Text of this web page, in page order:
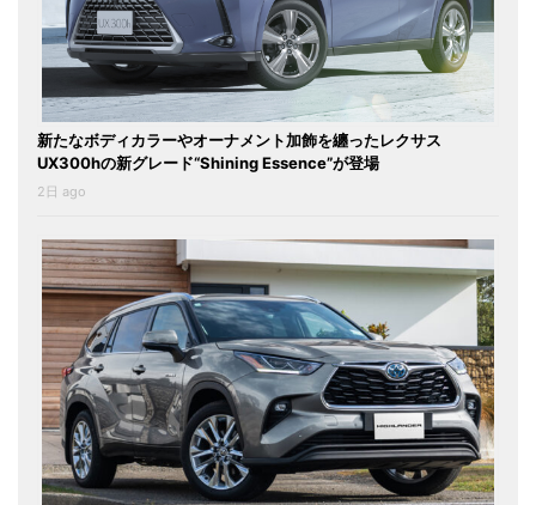
新たなボディカラーやオーナメント加飾を纏ったレクサス
UX300hの新グレード“Shining Essence”が登場
2日 ago